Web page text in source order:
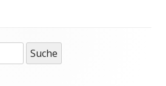
Suche